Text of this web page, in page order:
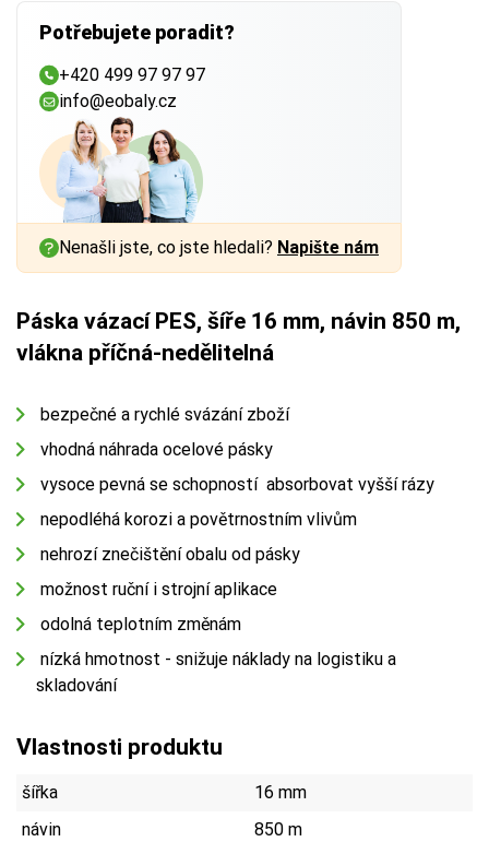
Potřebujete poradit?
+420 499 97 97 97
info@eobaly.cz
Nenašli jste, co jste hledali? Napište nám
Páska vázací PES, šíře 16 mm, návin 850 m,
vlákna příčná-nedělitelná
bezpečné a rychlé svázání zboží
vhodná náhrada ocelové pásky
vysoce pevná se schopností absorbovat vyšší rázy
nepodléhá korozi a povětrnostním vlivům
nehrozí znečištění obalu od pásky
možnost ruční i strojní aplikace
odolná teplotním změnám
nízká hmotnost - snižuje náklady na logistiku a
skladování
Vlastnosti produktu
šířka
16 mm
návin
850 m